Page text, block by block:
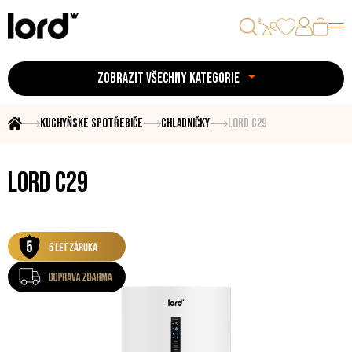
ZOBRAZIT VŠECHNY KATEGORIE
Kuchyňské spotřebiče Chladničky LORD C29
LORD C29